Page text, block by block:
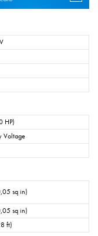
HP)
Voltage
sq in)
sq in)
ft)